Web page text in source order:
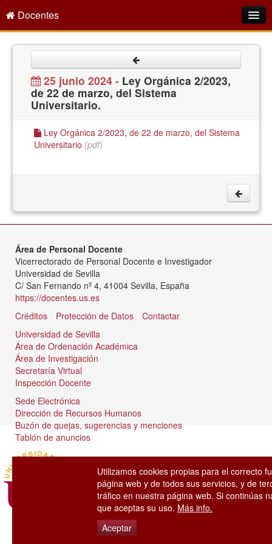
Docentes
Empleo Público
Gestión PDI
Seprus
25 junio 2024 - Ley Orgánica 2/2023,
de 22 de marzo, del Sistema
Universitario.
Ley Orgánica 2/2023, de 22 de marzo, del Sistema
Universitario (pdf)
Área de Personal Docente
Vicerrectorado de Personal Docente e Investigador
Universidad de Sevilla
C/ San Fernando nº 4, 41004 Sevilla, España
https://docentes.us.es
Créditos
Protección de Datos
Contactar
Universidad de Sevilla
Área de Ordenación Académica
Área de Investigación
Secretaría Virtual
Inspección Docente
Sede Electrónica
Dirección de Recursos Humanos
Buzón de quejas, sugerencias y menciones
Tablón de anuncios
Utilizamos cookies propias para el correcto
página web y de todos sus servicios, y de
tráfico en nuestra página web. Si continúas
que aceptas su uso. Más info.
Aceptar